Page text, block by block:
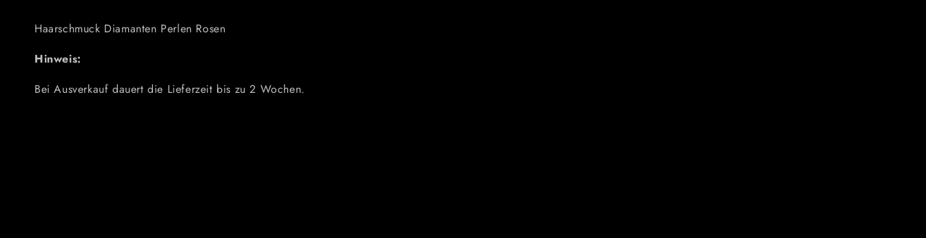
Haarschmuck Diamanten Perlen Rosen
Hinweis:
Bei Ausverkauf dauert die Lieferzeit bis zu 2 Wochen.